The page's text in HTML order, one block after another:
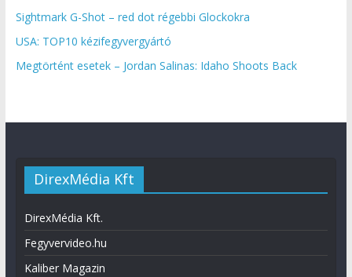
Sightmark G-Shot – red dot régebbi Glockokra
USA: TOP10 kézifegyvergyártó
Megtörtént esetek – Jordan Salinas: Idaho Shoots Back
DirexMédia Kft
DirexMédia Kft.
Fegyvervideo.hu
Kaliber Magazin